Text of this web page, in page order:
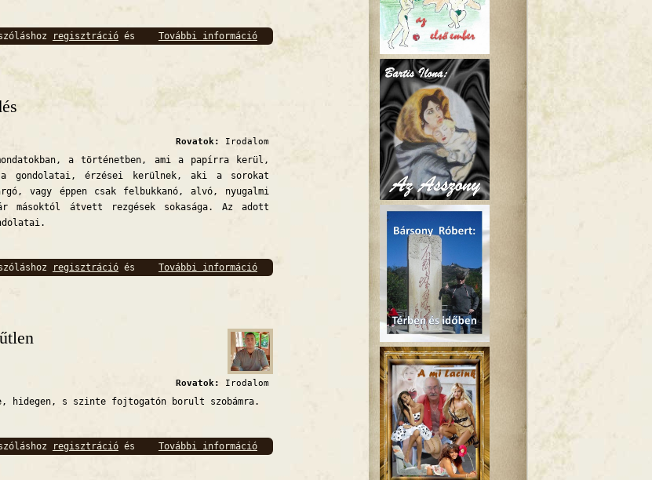
További információ Pánik tartalommal kapcsolatosan
regisztráció és
Rovatok: Irodalom
a történetben, ami a papírra kerül,
a gondolatai, érzései kerülnek, aki a sorokat
vagy éppen csak felbukkanó, alvó, nyugalmi
másoktól átvett rezgések sokasága. Az adott
További információ Elmélkedés tartalommal kapcsolatosan
regisztráció és
Rovatok: Irodalom
hidegen, s szinte fojtogatón borult szobámra.
További információ Ment a hűtlen tartalommal kapcsolatosan
regisztráció és